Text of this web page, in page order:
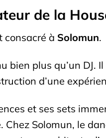
de la
consacré à Solomun.
bien plus qu’un
d’une
et ses sets
Solomun, le